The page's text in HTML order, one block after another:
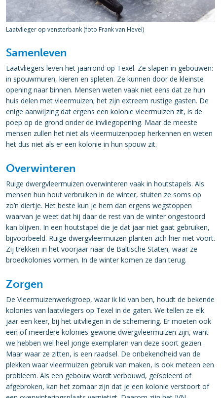
Laatvlieger op vensterbank (foto Frank van Hevel)
Samenleven
Laatvliegers leven het jaarrond op Texel. Ze slapen in gebouwen:
in spouwmuren, kieren en spleten. Ze kunnen door de kleinste
opening naar binnen. Mensen weten vaak niet eens dat ze hun
huis delen met vleermuizen; het zijn extreem rustige gasten. De
enige aanwijzing dat ergens een kolonie vleermuizen zit, is de
poep op de grond onder de invliegopening. Maar de meeste
mensen zullen het niet als vleermuizenpoep herkennen en weten
het dus niet als er een kolonie in hun spouw zit.
Overwinteren
Ruige dwergvleermuizen overwinteren vaak in houtstapels. Als
mensen hun hout verbruiken in de winter, stuiten ze soms op
zo’n diertje. Het beste kun je hem dan ergens wegstoppen
waarvan je weet dat hij daar de rest van de winter ongestoord
kan blijven. In een houtstapel die je dat jaar niet gaat gebruiken,
bijvoorbeeld. Ruige dwergvleermuizen planten zich hier niet voort.
Zij trekken in het voorjaar naar de Baltische Staten, waar ze
broedkolonies vormen. In de winter komen ze dan terug.
Zorgen
De Vleermuizenwerkgroep, waar ik lid van ben, houdt de bekende
kolonies van laatvliegers op Texel in de gaten. We tellen ze elk
jaar een keer, bij het uitvliegen in de schemering. Er moeten ook
een of meerdere kolonies gewone dwergvleermuizen zijn, want
we hebben wel heel jonge exemplaren van deze soort gezien.
Maar waar ze zitten, is een raadsel. De onbekendheid van de
plekken waar vleermuizen gebruik van maken, is ook meteen een
probleem. Als een gebouw wordt verbouwd, geïsoleerd of
afgebroken, kan het zomaar zijn dat je een kolonie verstoort of